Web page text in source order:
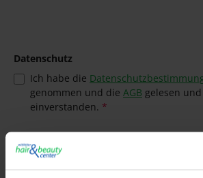
Datenschutz
Ich habe die
genommen und die AGB gelesen
einverstanden. *